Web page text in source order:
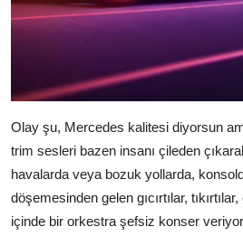
Olay şu, Mercedes kalitesi diyorsun
trim sesleri bazen insanı çileden
havalarda veya bozuk yollarda,
döşemesinden gelen gıcırtılar,
içinde bir orkestra şefsiz konser